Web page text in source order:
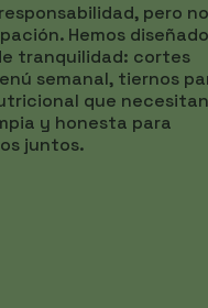
pero no
Hemos diseñado
tranquilidad: cortes
semanal, tiernos
que necesitan
y honesta para
juntos.